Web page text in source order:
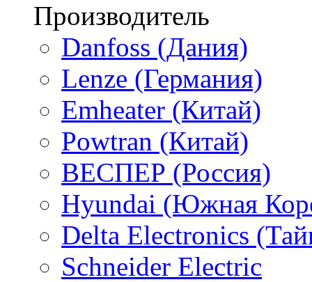
Производитель
Danfoss (Дания)
Lenze (Германия)
Emheater (Китай)
Powtran (Китай)
ВЕСПЕР (Россия)
Hyundai (Южная
Delta Electronics
Schneider Electric